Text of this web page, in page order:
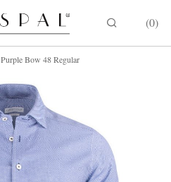
0
Purple Bow 48 Regular